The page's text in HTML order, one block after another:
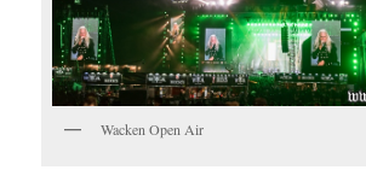
Wacken Open Air